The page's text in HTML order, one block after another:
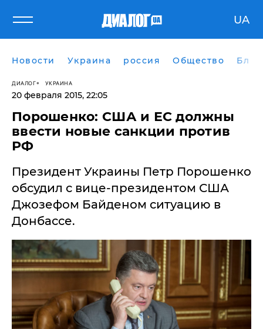
UA
Новости Украина россия Общество
ДИАЛОГ УКРАИНА
20 февраля 2015, 22:05
Порошенко: США и ЕС должны
ввести новые санкции против
РФ
Президент Украины Петр Порошенко
обсудил с вице-президентом США
Джозефом Байденом ситуацию в
Донбассе.